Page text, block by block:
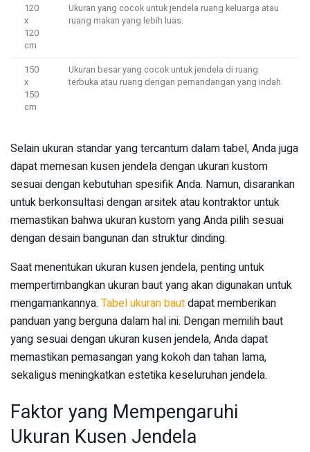
120
x
120
cm
Ukuran yang cocok untuk jendela ruang keluarga atau
ruang makan yang lebih luas.
150
x
150
cm
Ukuran besar yang cocok untuk jendela di ruang
terbuka atau ruang dengan pemandangan yang indah.
Selain ukuran standar yang tercantum dalam tabel, Anda juga
dapat memesan kusen jendela dengan ukuran kustom
sesuai dengan kebutuhan spesifik Anda. Namun, disarankan
untuk berkonsultasi dengan arsitek atau kontraktor untuk
memastikan bahwa ukuran kustom yang Anda pilih sesuai
dengan desain bangunan dan struktur dinding.
Saat menentukan ukuran kusen jendela, penting untuk
mempertimbangkan ukuran baut yang akan digunakan untuk
mengamankannya. Tabel ukuran bautdapat memberikan
panduan yang berguna dalam hal ini. Dengan memilih baut
yang sesuai dengan ukuran kusen jendela, Anda dapat
memastikan pemasangan yang kokoh dan tahan lama,
sekaligus meningkatkan estetika keseluruhan jendela.
Faktor yang Mempengaruhi
Ukuran Kusen Jendela